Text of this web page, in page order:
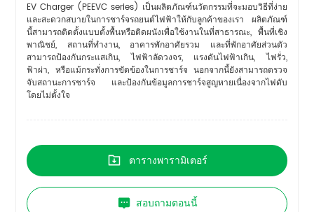
EV Charger (PEEVC series) เป็นผลิตภัณฑ์นวัตกรรมที่จะมอบวิธีที่ง่าย
และสะดวกสบายในการชาร์จรถยนต์ไฟฟ้าให้กับลูกค้าของเรา ผลิตภัณฑ์
นี้สามารถติดตั้งแบบตั้งพื้นหรือติดผนังเพื่อใช้งานในที่สาธารณะ, พื้นที่เชิง
พาณิชย์, สถานที่ทำงาน, อาคารพักอาศัยรวม และที่พักอาศัยส่วนตัว
สามารถป้องกันกระแสเกิน, ไฟฟ้าลัดวงจร, แรงดันไฟฟ้าเกิน, ไฟรั่ว,
ฟ้าผ่า, หรือแม้กระทั่งการขัดข้องในการชาร์จ นอกจากนี้ยังสามารถตรวจ
จับสถานะการชาร์จ และป้องกันข้อมูลการชาร์จสูญหายเนื่องจากไฟดับ
โดยไม่ตั้งใจ
ตารางพารามิเตอร์
สอบถามตอนนี้